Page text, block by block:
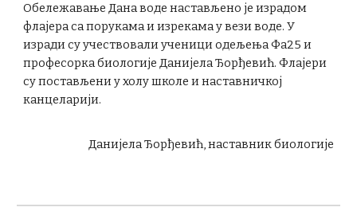
Обележавање Дана воде настављено је израдом
флајера са порукама и изрекама у вези воде. У
изради су учествовали ученици одељења Фа25 и
професорка биологије Данијела Ђорђевић. Флајери
су постављени у холу школе и наставничкој
канцеларији.
Данијела Ђорђевић, наставник биологије